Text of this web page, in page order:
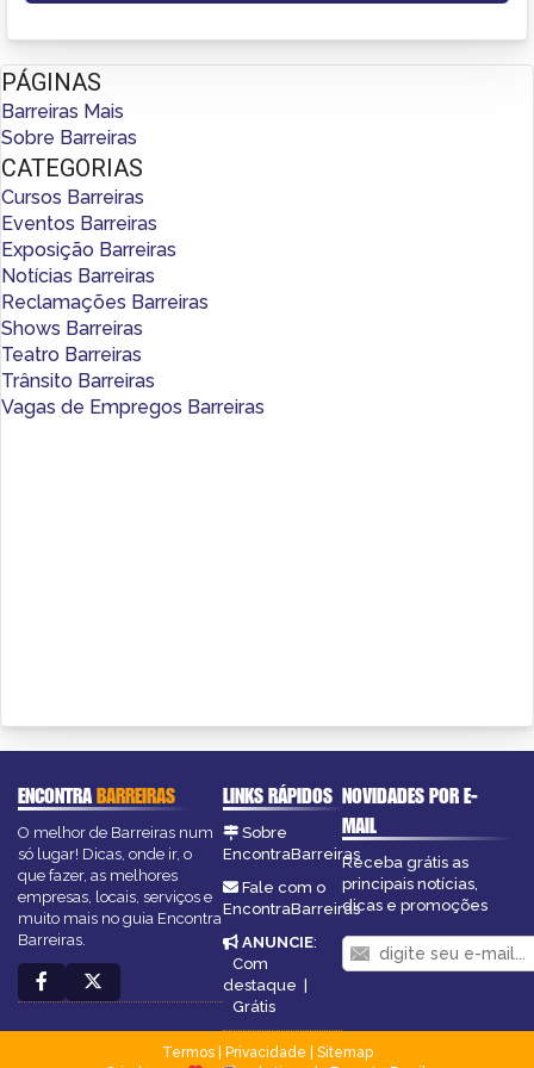
PÁGINAS
Barreiras Mais
Sobre Barreiras
CATEGORIAS
Cursos Barreiras
Eventos Barreiras
Exposição Barreiras
Notícias Barreiras
Reclamações Barreiras
Shows Barreiras
Teatro Barreiras
Trânsito Barreiras
Vagas de Empregos Barreiras
ENCONTRABARREIRAS
O melhor de Barreiras num
só lugar! Dicas, onde ir, o
que fazer, as melhores
empresas, locais, serviços e
muito mais no guia Encontra
Barreiras.
LINKS RÁPIDOS
Sobre
EncontraBarreiras
Fale com o
EncontraBarreiras
ANUNCIE:
Com
destaque
Grátis
NOVIDADES POR E-
MAIL
Receba grátis as
principais notícias,
dicas e promoções
Termos| Privacidade
Sitemap